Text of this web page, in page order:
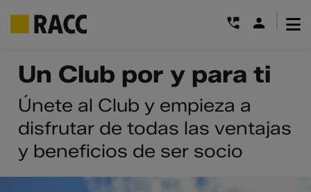
Un Club por y para ti
Únete al Club y empieza a
disfrutar de todas las ventajas
y beneficios de ser socio